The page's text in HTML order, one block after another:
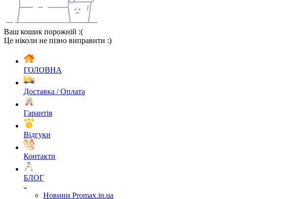
Ваш кошик порожній :(
Це ніколи не пізно виправити :)
ГОЛОВНА
Доставка / Оплата
Гарантія
Відгуки
Контакти
БЛОГ
Новини Promax.in.ua